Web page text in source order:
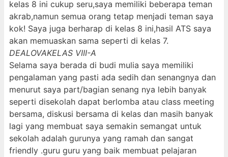
kelas 8 ini cukup seru,saya memiliki beberapa teman
akrab,namun semua orang tetap menjadi teman saya
kok! Saya juga berharap di kelas 8 ini,hasil ATS saya
akan memuaskan sama seperti di kelas 7.
DEALOVAKELAS VIII-A
Selama saya berada di budi mulia saya memiliki
pengalaman yang pasti ada sedih dan senangnya dan
menurut saya part/bagian senang nya lebih banyak
seperti disekolah dapat berlomba atau class meeting
bersama, diskusi bersama di kelas dan masih banyak
lagi yang membuat saya semakin semangat untuk
sekolah adalah gurunya yang ramah dan sangat
friendly .guru guru yang baik membuat pelajaran